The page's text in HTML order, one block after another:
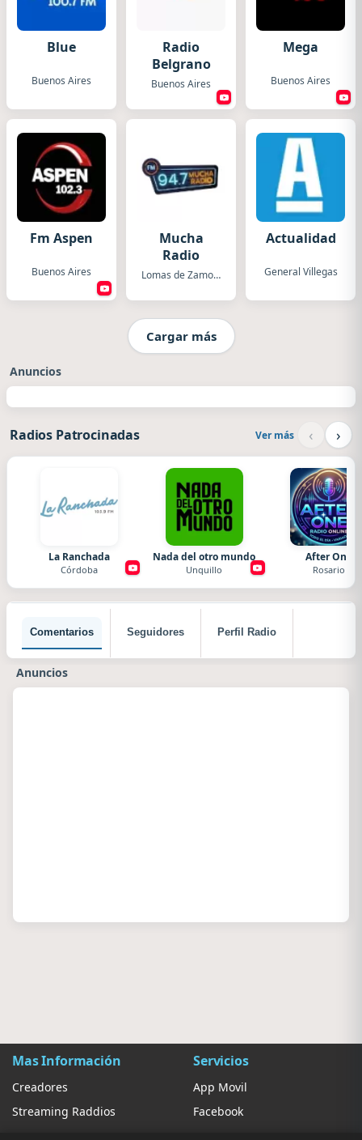
Blue
Buenos Aires
Radio
Belgrano
Buenos Aires
Mega
Buenos Aires
Fm Aspen
Buenos Aires
Mucha
Radio
Lomas de Zamora
Actualidad
General Villegas
Cargar más
Anuncios
Radios Patrocinadas Ver más ‹ ›
La Ranchada
Córdoba
Nada del otro mundo
Unquillo
After One
Rosario
Comentarios Seguidores Perfil Radio
Anuncios
Mas Información
Creadores
Streaming Raddios
Servicios
App Movil
Facebook